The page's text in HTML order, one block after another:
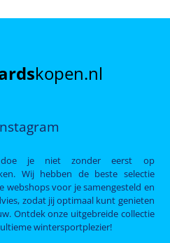
kopen.nl
doe je niet zonder eerst op
Wij hebben de beste selectie
webshops voor je samengesteld en
zodat jij optimaal kunt genieten
Ontdek onze uitgebreide collectie
wintersportplezier!